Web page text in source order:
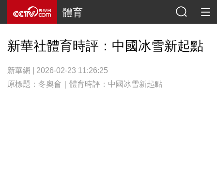
體育
新華社體育時評：中國冰雪新起點
新華網 | 2026-02-23 11:26:25
原標題：冬奧會｜體育時評：中國冰雪新起點